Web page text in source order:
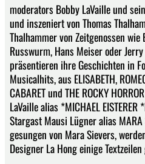
moderators Bobby LaVaille und
und inszeniert von Thomas
Thalhammer von Zeitgenossen
Russwurm, Hans Meiser oder
präsentieren ihre Geschichten in
Musicalhits, aus ELISABETH,
CABARET und THE ROCKY
LaVaille alias *MICHAEL
Stargast Mausi Lügner alias
gesungen von Mara Sievers,
Designer La Hong einige